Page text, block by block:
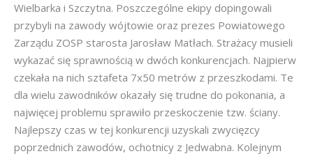
Wielbarka i Szczytna. Poszczególne ekipy dopingowali
przybyli na zawody wójtowie oraz prezes Powiatowego
Zarządu ZOSP starosta Jarosław Matłach. Strażacy musieli
wykazać się sprawnością w dwóch konkurencjach. Najpierw
czekała na nich sztafeta 7x50 metrów z przeszkodami. Te
dla wielu zawodników okazały się trudne do pokonania, a
najwięcej problemu sprawiło przeskoczenie tzw. ściany.
Najlepszy czas w tej konkurencji uzyskali zwycięzcy
poprzednich zawodów, ochotnicy z Jedwabna. Kolejnym